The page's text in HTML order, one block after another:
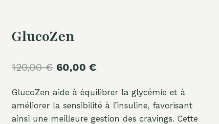
GlucoZen
120,00€ Le
initial
était :
60,00 €Le
actuel
est :
GlucoZen aide à équilibrer la glycémie et à
améliorer la sensibilité à l’insuline, favorisant
ainsi une meilleure gestion des cravings. Cette